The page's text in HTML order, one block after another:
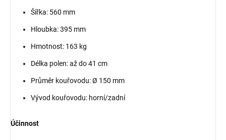
Šířka: 560 mm
Hloubka:395 mm
Hmotnost: 163 kg
Délka polen: až do41 cm
Průměr kouřovodu:Ø 150 mm
Vývod kouřovodu: horní/zadní
Účinnost